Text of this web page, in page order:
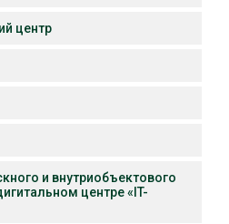
центр
и внутриобъектового
центре «IT-